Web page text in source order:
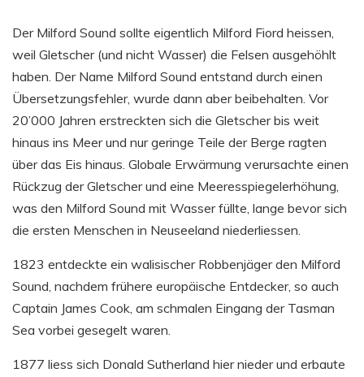
Der Milford Sound sollte eigentlich Milford Fiord heissen,
weil Gletscher (und nicht Wasser) die Felsen ausgehöhlt
haben. Der Name Milford Sound entstand durch einen
Übersetzungsfehler, wurde dann aber beibehalten. Vor
20’000 Jahren erstreckten sich die Gletscher bis weit
hinaus ins Meer und nur geringe Teile der Berge ragten
über das Eis hinaus. Globale Erwärmung verursachte einen
Rückzug der Gletscher und eine Meeresspiegelerhöhung,
was den Milford Sound mit Wasser füllte, lange bevor sich
die ersten Menschen in Neuseeland niederliessen.
1823 entdeckte ein walisischer Robbenjäger den Milford
Sound, nachdem frühere europäische Entdecker, so auch
Captain James Cook, am schmalen Eingang der Tasman
Sea vorbei gesegelt waren.
1877 liess sich Donald Sutherland hier nieder und erbaute